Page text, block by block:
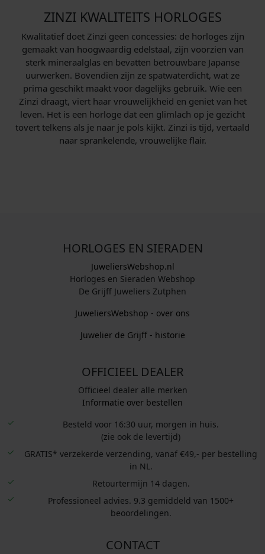
ZINZI KWALITEITS HORLOGES
Kwalitatief doet Zinzi geen concessies: de horloges zijn
gemaakt van hoogwaardig edelstaal, zijn voorzien van
sterk mineraalglas en bevatten betrouwbare Japanse
uurwerken. Bovendien zijn ze spatwaterdicht, wat ze
prima geschikt maakt voor dagelijks gebruik. Wie een
Zinzi draagt, viert haar vrouwelijkheid en geniet van het
leven. Het is een horloge dat een glimlach op je gezicht
tovert telkens als je naar je pols kijkt. Zinzi is tijd, vertaald
naar sprankelende, vrouwelijke flair.
HORLOGES EN SIERADEN
JuweliersWebshop.nl
Horloges en Sieraden Webshop
De Grijff Juweliers Zutphen
JuweliersWebshop - over ons
Juwelier de Grijff - historie
OFFICIEEL DEALER
Officieel dealer alle merken
Informatie over bestellen
Besteld voor 16:30 uur, morgen in huis.
(zie ook de levertijd)
GRATIS* verzekerde verzending, vanaf €49,- per bestelling
in NL.
Retourtermijn 14 dagen.
Professioneel advies. 9.3 gemiddeld van 1500+
beoordelingen.
CONTACT